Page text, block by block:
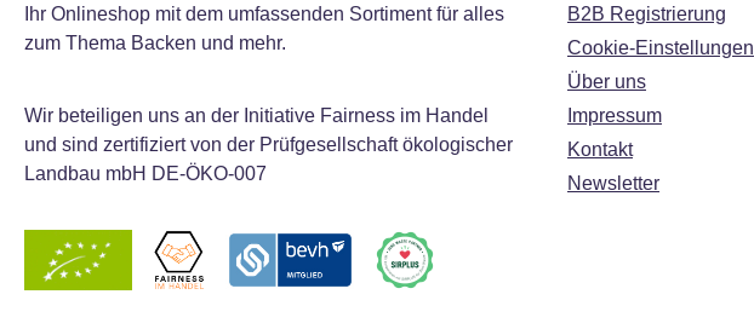
Ihr Onlineshop mit dem umfassenden Sortiment für alles
zum Thema Backen und mehr.
Wir beteiligen uns an der Initiative Fairness im Handel
und sind zertifiziert von der Prüfgesellschaft ökologischer
Landbau mbH DE-ÖKO-007
B2B Registrierung
Cookie-Einstellungen
Über uns
Impressum
Kontakt
Newsletter